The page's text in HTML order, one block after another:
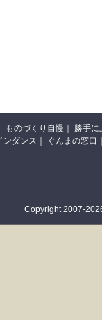
ものづくり自慢
勝手に
ンダンス ぐんまの窓口
Copyright 2007-